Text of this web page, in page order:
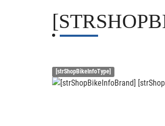
[strShopBikeInfoType]